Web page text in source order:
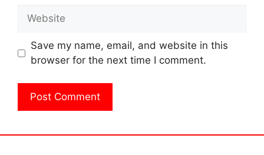
Website
Save my name, email, and website in this
browser for the next time I comment.